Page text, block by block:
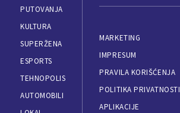
PUTOVANJA
KULTURA
SUPERŽENA
ESPORTS
TEHNOPOLIS
AUTOMOBILI
MARKETING
IMPRESUM
PRAVILA KORIŠĆENJA
POLITIKA PRIVATNOSTI
APLIKACIJE